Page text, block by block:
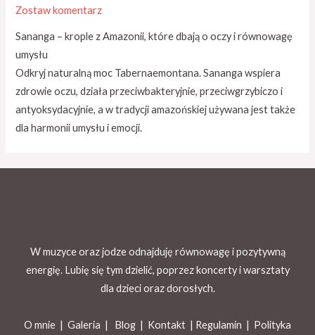
Zostaw komentarz
Sananga – krople z Amazonii, które dbają o oczy i równowagę
umysłu
Odkryj naturalną moc Tabernaemontana. Sananga wspiera
zdrowie oczu, działa przeciwbakteryjnie, przeciwgrzybiczo i
antyoksydacyjnie, a w tradycji amazońskiej używana jest także
dla harmonii umysłu i emocji.
W muzyce oraz jodze odnajduję równowagę i pozytywną
energię. Lubię się tym dzielić, poprzez koncerty i warsztaty
dla dzieci oraz dorosłych.
O mnie | Galeria | Blog | Kontakt | Regulamin | Polityka